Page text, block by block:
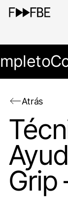
Atrás
Grip